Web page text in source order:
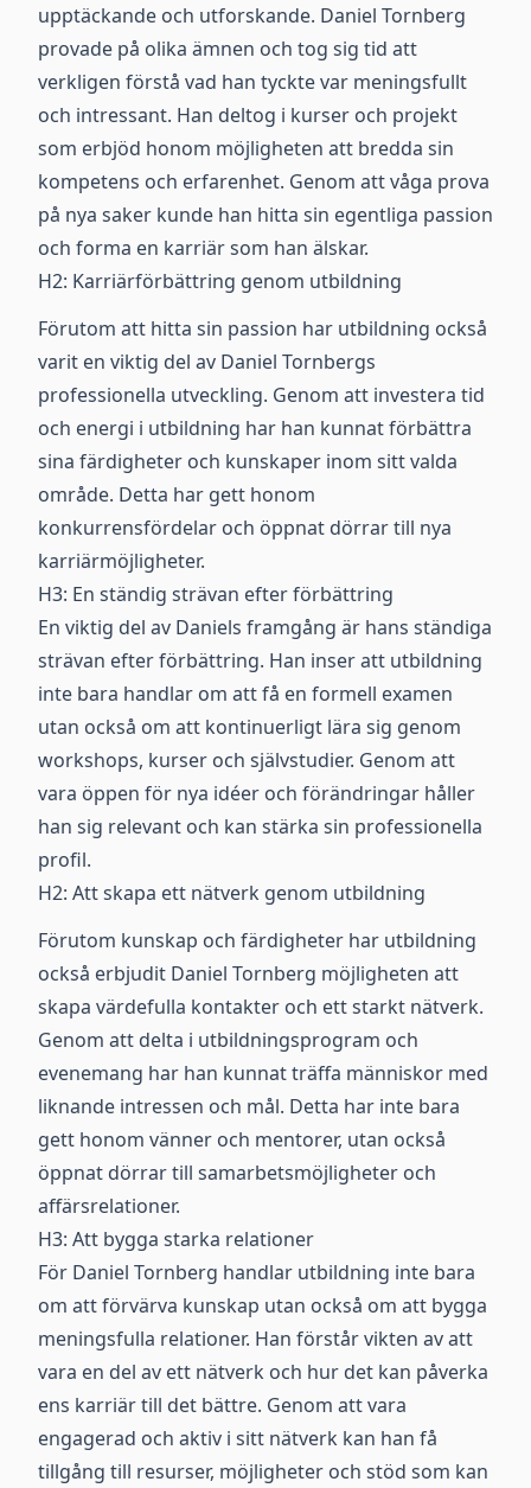
upptäckande och utforskande. Daniel Tornberg
provade på olika ämnen och tog sig tid att
verkligen förstå vad han tyckte var meningsfullt
och intressant. Han deltog i kurser och projekt
som erbjöd honom möjligheten att bredda sin
kompetens och erfarenhet. Genom att våga prova
på nya saker kunde han hitta sin egentliga passion
och forma en karriär som han älskar.
H2: Karriärförbättring genom utbildning
Förutom att hitta sin passion har utbildning också
varit en viktig del av Daniel Tornbergs
professionella utveckling. Genom att investera tid
och energi i utbildning har han kunnat förbättra
sina färdigheter och kunskaper inom sitt valda
område. Detta har gett honom
konkurrensfördelar och öppnat dörrar till nya
karriärmöjligheter.
H3: En ständig strävan efter förbättring
En viktig del av Daniels framgång är hans ständiga
strävan efter förbättring. Han inser att utbildning
inte bara handlar om att få en formell examen
utan också om att kontinuerligt lära sig genom
workshops, kurser och självstudier. Genom att
vara öppen för nya idéer och förändringar håller
han sig relevant och kan stärka sin professionella
profil.
H2: Att skapa ett nätverk genom utbildning
Förutom kunskap och färdigheter har utbildning
också erbjudit Daniel Tornberg möjligheten att
skapa värdefulla kontakter och ett starkt nätverk.
Genom att delta i utbildningsprogram och
evenemang har han kunnat träffa människor med
liknande intressen och mål. Detta har inte bara
gett honom vänner och mentorer, utan också
öppnat dörrar till samarbetsmöjligheter och
affärsrelationer.
H3: Att bygga starka relationer
För Daniel Tornberg handlar utbildning inte bara
om att förvärva kunskap utan också om att bygga
meningsfulla relationer. Han förstår vikten av att
vara en del av ett nätverk och hur det kan påverka
ens karriär till det bättre. Genom att vara
engagerad och aktiv i sitt nätverk kan han få
tillgång till resurser, möjligheter och stöd som kan